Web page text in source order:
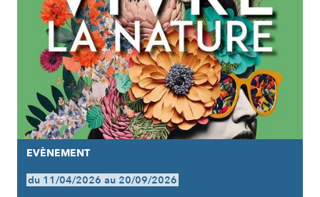
EVÈNEMENT
du 11/04/2026 au 20/09/2026